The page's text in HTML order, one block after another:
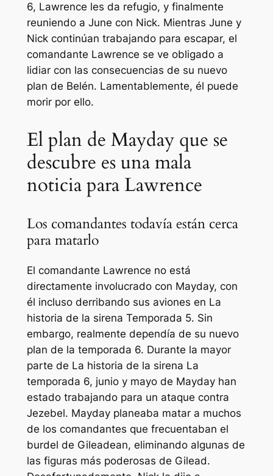
6, Lawrence les da refugio, y finalmente
reuniendo a June con Nick. Mientras June y
Nick continúan trabajando para escapar, el
comandante Lawrence se ve obligado a
lidiar con las consecuencias de su nuevo
plan de Belén. Lamentablemente, él puede
morir por ello.
El plan de Mayday que se
descubre es una mala
noticia para Lawrence
Los comandantes todavía están cerca
para matarlo
El comandante Lawrence no está
directamente involucrado con Mayday, con
él incluso derribando sus aviones en La
historia de la sirena Temporada 5. Sin
embargo, realmente dependía de su nuevo
plan de la temporada 6. Durante la mayor
parte de La historia de la sirena La
temporada 6, junio y mayo de Mayday han
estado trabajando para un ataque contra
Jezebel. Mayday planeaba matar a muchos
de los comandantes que frecuentaban el
burdel de Gileadean, eliminando algunas de
las figuras más poderosas de Gilead.